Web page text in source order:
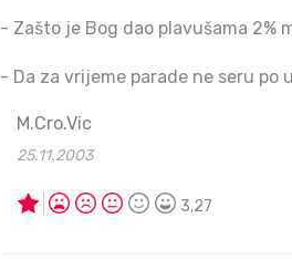
- Zašto je Bog dao plavušama 2%
- Da za vrijeme parade ne seru po
M.Cro.Vic
25.11.2003
3,27